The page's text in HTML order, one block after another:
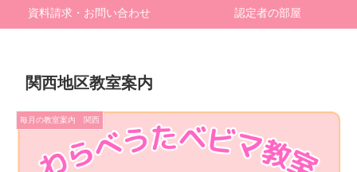
資料請求・お問い合わせ 認定者の部屋
関西地区教室案内
毎月の教室案内 関西